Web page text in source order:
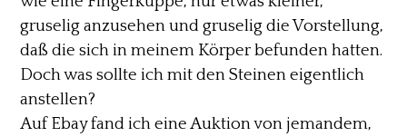
gruselig anzusehen und gruselig die Vorstellung,
daß die sich in meinem Körper befunden hatten.
Doch was sollte ich mit den Steinen eigentlich
anstellen?
Auf Ebay fand ich eine Auktion von jemandem,